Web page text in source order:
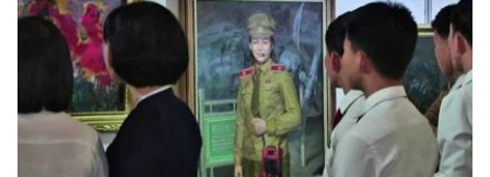
nahrazuje západní filmovou produkci.